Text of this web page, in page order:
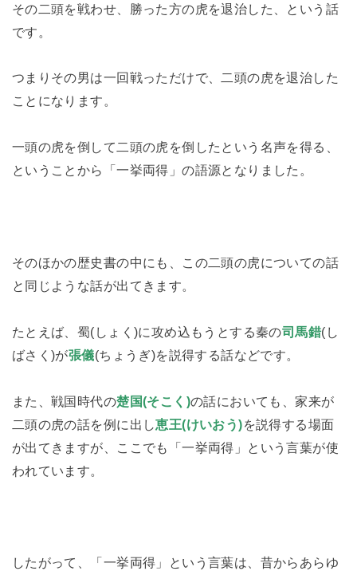
その二頭を戦わせ、勝った方の虎を退治した、という話
です。
つまりその男は一回戦っただけで、二頭の虎を退治した
ことになります。
一頭の虎を倒して二頭の虎を倒したという名声を得る、
ということから「一挙両得」の語源となりました。
そのほかの歴史書の中にも、この二頭の虎についての話
と同じような話が出てきます。
たとえば、蜀(しょく)に攻め込もうとする秦の司馬錯(し
ばさく)が張儀(ちょうぎ)を説得する話などです。
また、戦国時代の楚国(そこく)の話においても、家来が
二頭の虎の話を例に出し恵王(けいおう)を説得する場面
が出てきますが、ここでも「一挙両得」という言葉が使
われています。
したがって、「一挙両得」という言葉は、昔からあらゆ